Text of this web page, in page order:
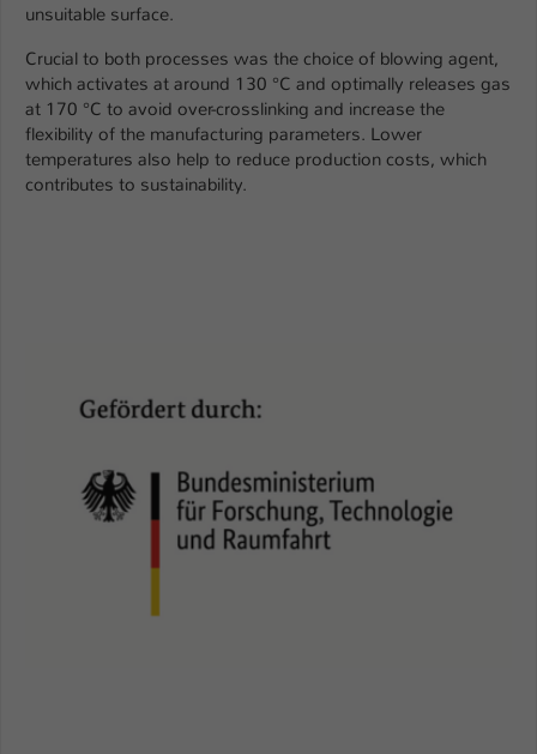
unsuitable surface.
Crucial to both processes was the choice of blowing agent,
which activates at around 130 °C and optimally releases gas
at 170 °C to avoid over-crosslinking and increase the
flexibility of the manufacturing parameters. Lower
temperatures also help to reduce production costs, which
contributes to sustainability.
Speicherung Ihrer vorgenommen
Einstellungen, falls der Webseiten-
Betreiber dies eingestellt hat.
Name fe_typo_user / PHPSESSID
Zweck
eines Intranet-Logins die Session-ID. So
kann der eingeloggte Benutzer
Zugang zu geschützten Bereichen
gewährt.